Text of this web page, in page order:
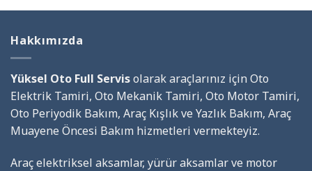
Hakkımızda
Yüksel Oto Full Servisolarak araçlarınız için Oto
Elektrik Tamiri, Oto Mekanik Tamiri, Oto Motor Tamiri,
Oto Periyodik Bakım, Araç Kışlık ve Yazlık Bakım, Araç
Muayene Öncesi Bakım hizmetleri vermekteyiz.
Araç elektriksel aksamlar, yürür aksamlar ve motor